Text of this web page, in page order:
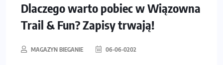
Dlaczego warto pobiec w Wiązowna
Trail & Fun? Zapisy trwają!
MAGAZYN BIEGANIE 06-06-0202